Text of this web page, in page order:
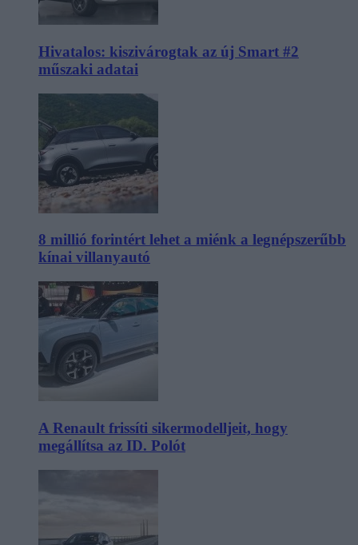
Hivatalos: kiszivárogtak az új Smart #2
műszaki adatai
8 millió forintért lehet a miénk a legnépszerűbb
kínai villanyautó
A Renault frissíti sikermodelljeit, hogy
megállítsa az ID. Polót